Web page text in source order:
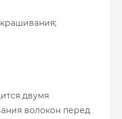
двумя
волокон перед